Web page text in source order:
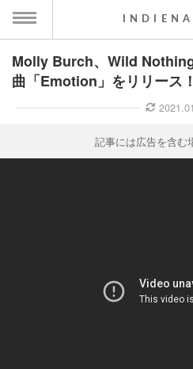
MENU
Molly Burch、Wild
曲「Emotion」をリリース！
記事には広告を含む